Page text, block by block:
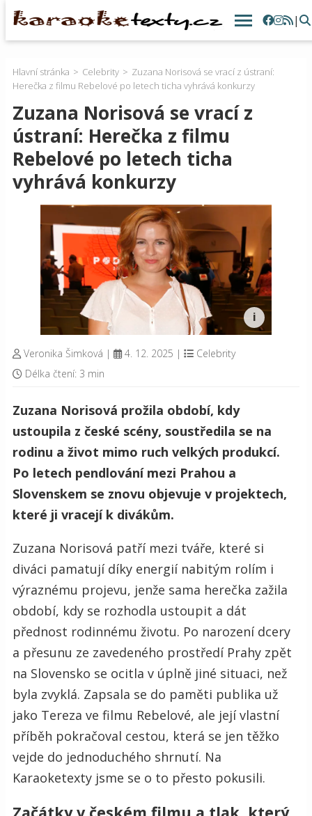
|
Hlavní stránka Celebrity
Zuzana Norisová se vrací z ústraní:
Herečka z filmu Rebelové po letech ticha vyhrává konkurzy
Zuzana Norisová se vrací z
ústraní: Herečka z filmu
Rebelové po letech ticha
vyhrává konkurzy
Veronika Šimková | 4. 12. 2025 |
Celebrity
Délka čtení: 3 min
Zuzana Norisová prožila období, kdy
ustoupila z české scény, soustředila se na
rodinu a život mimo ruch velkých produkcí.
Po letech pendlování mezi Prahou a
Slovenskem se znovu objevuje v projektech,
které ji vracejí k divákům.
Zuzana Norisová patří mezi tváře, které si
diváci pamatují díky energií nabitým rolím i
výraznému projevu, jenže sama herečka zažila
období, kdy se rozhodla ustoupit a dát
přednost rodinnému životu. Po narození dcery
a přesunu ze zavedeného prostředí Prahy zpět
na Slovensko se ocitla v úplně jiné situaci, než
byla zvyklá. Zapsala se do paměti publika už
jako Tereza ve filmu Rebelové, ale její vlastní
příběh pokračoval cestou, která se jen těžko
vejde do jednoduchého shrnutí. Na
Karaoketexty jsme se o to přesto pokusili.